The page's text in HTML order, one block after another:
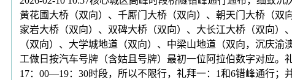
黄花圃大桥（双向）、千厮门大桥（双向）、朝天门大桥（
家岩大桥（双向）、双碑大桥（双向）、大长江大桥（双向
（双向）、大学城地道（双向）、中梁山地道（双向，沉庆
工做日按汽车号牌（含姑且号牌）最初一位阿拉伯数字对应
17：00—19：30时段，所以不限行，礼拜一：1和6错峰通行；